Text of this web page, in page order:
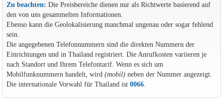
Zu beachten: Die Preisbereiche dienen nur als Richtwerte basierend auf
den von uns gesammelten Informationen.
Ebenso kann die Geolokalisierung manchmal ungenau oder sogar fehlend
sein.
Die angegebenen Telefonnummern sind die direkten Nummern der
Einrichtungen und in Thailand registriert. Die Anrufkosten variieren je
nach Standort und Ihrem Telefontarif. Wenn es sich um
Mobilfunknummern handelt, wird (mobil)neben der Nummer angezeigt.
Die internationale Vorwahl für Thailand ist 0066.